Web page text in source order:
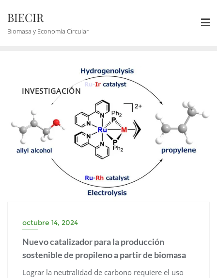
BIECIR
Biomasa y Economía Circular
INVESTIGACIÓN
octubre 14, 2024
Nuevo catalizador para la producción
sostenible de propileno a partir de biomasa
Lograr la neutralidad de carbono requiere el uso